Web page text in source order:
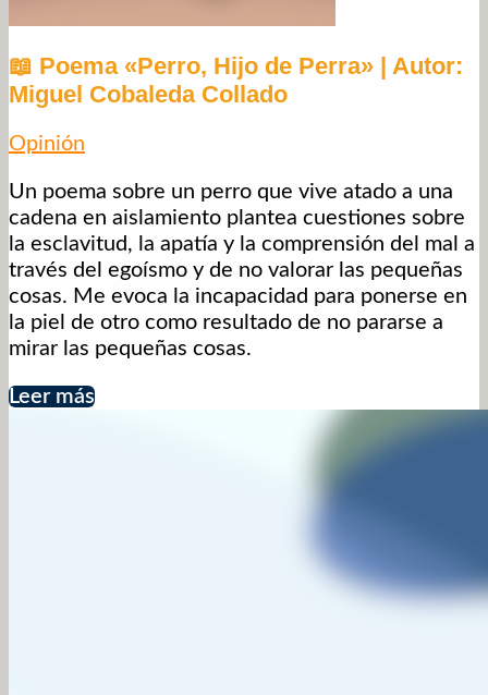
📖 Poema «Perro, Hijo de Perra» | Autor:
Miguel Cobaleda Collado
Opinión
Un poema sobre un perro que vive atado a una
cadena en aislamiento plantea cuestiones sobre
la esclavitud, la apatía y la comprensión del mal a
través del egoísmo y de no valorar las pequeñas
cosas. Me evoca la incapacidad para ponerse en
la piel de otro como resultado de no pararse a
mirar las pequeñas cosas.
Leer más